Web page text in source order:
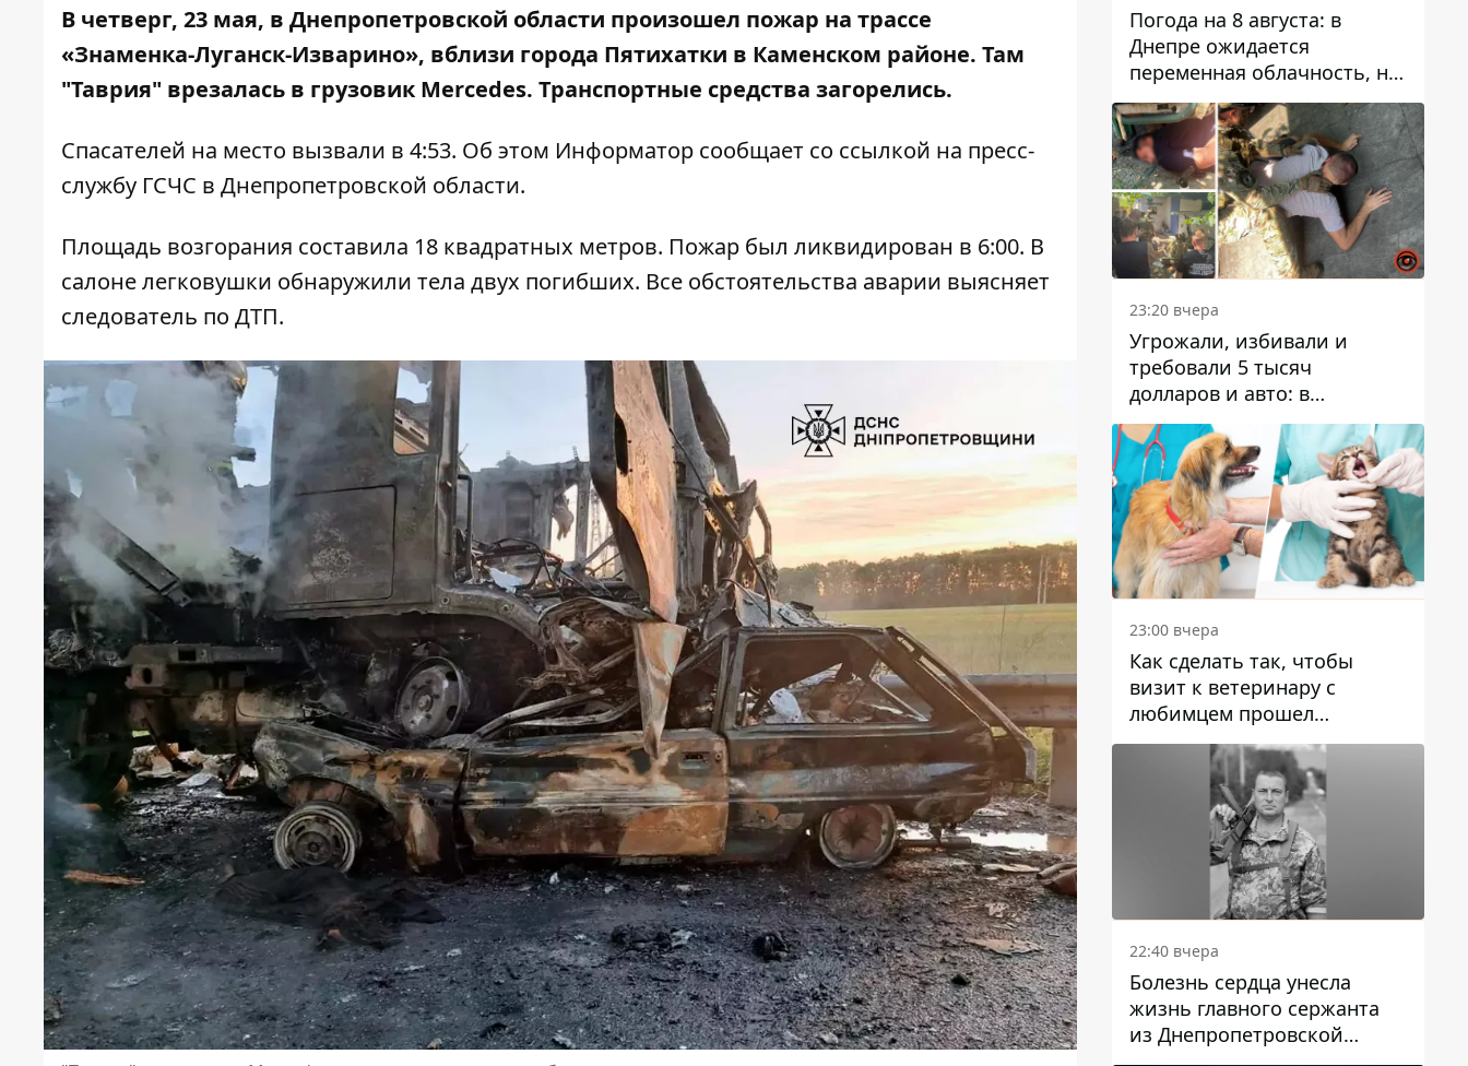
В четверг, 23 мая, в Днепропетровской области произошел пожар на трассе
«Знаменка-Луганск-Изварино», вблизи города Пятихатки в Каменском районе. Там
"Таврия" врезалась в грузовик Mercedes. Транспортные средства загорелись.
Спасателей на место вызвали в 4:53. Об этом Информатор сообщает со ссылкой на пресс-
службу ГСЧС в Днепропетровской области.
Площадь возгорания составила 18 квадратных метров. Пожар был ликвидирован в 6:00. В
салоне легковушки обнаружили тела двух погибших. Все обстоятельства аварии выясняет
следователь по ДТП.
Погода на 8 августа: в
Днепре ожидается
переменная облачность, но
может пойти дождь
23:20 вчера
Угрожали, избивали и
требовали 5 тысяч
долларов и авто: в
Павлограде задержали двух
мужчин
23:00 вчера
Как сделать так, чтобы
визит к ветеринару с
любимцем прошел
спокойно: простые советы
22:40 вчера
Болезнь сердца унесла
жизнь главного сержанта
из Днепропетровской